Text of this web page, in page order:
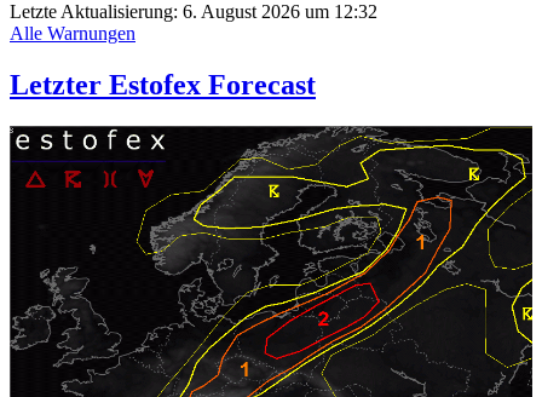
Letzte Aktualisierung: 6. August 2026 um 12:32
Alle Warnungen
Letzter Estofex Forecast